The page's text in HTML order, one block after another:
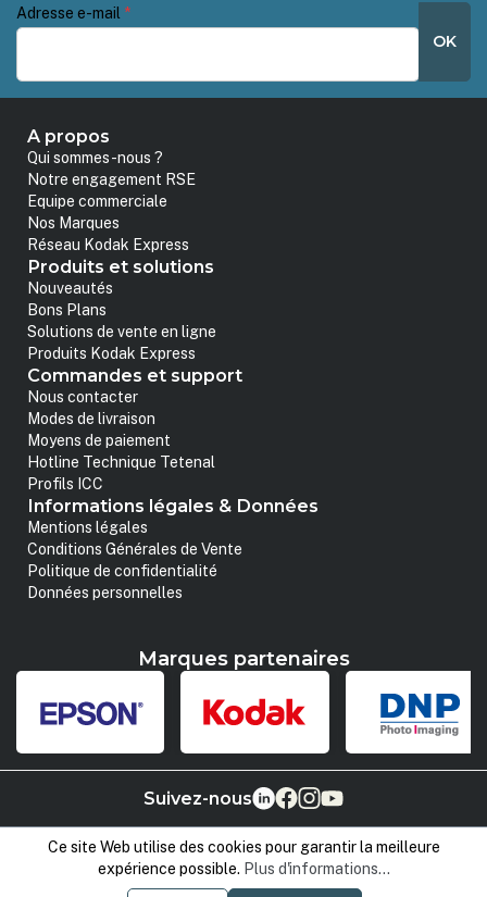
Adresse e-mail *
OK
A propos
Qui sommes-nous ?
Notre engagement RSE
Equipe commerciale
Nos Marques
Réseau Kodak Express
Produits et solutions
Nouveautés
Bons Plans
Solutions de vente en ligne
Produits Kodak Express
Commandes et support
Nous contacter
Modes de livraison
Moyens de paiement
Hotline Technique Tetenal
Profils ICC
Informations légales & Données
Mentions légales
Conditions Générales de Vente
Politique de confidentialité
Données personnelles
Marques partenaires
Suivez-nous
Ce site Web utilise des cookies pour garantir la meilleure
expérience possible. Plus d'informations...